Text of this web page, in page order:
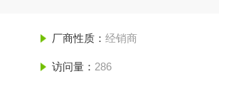
厂商性质： 经销商
访问量： 286